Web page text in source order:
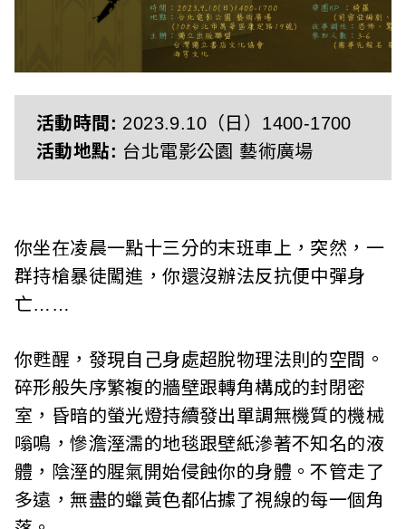
i
r
s
A
s
s
o
c
i
活動時間: 2023.9.10（日）1400-1700
活動地點: 台北電影公園 藝術廣場
你坐在凌晨一點十三分的末班車上，突然，一
群持槍暴徒闖進，你還沒辦法反抗便中彈身
亡……
你甦醒，發現自己身處超脫物理法則的空間。
碎形般失序繁複的牆壁跟轉角構成的封閉密
室，昏暗的螢光燈持續發出單調無機質的機械
嗡鳴，慘澹溼濡的地毯跟壁紙滲著不知名的液
體，陰溼的腥氣開始侵蝕你的身體。不管走了
多遠，無盡的蠟黃色都佔據了視線的每一個角